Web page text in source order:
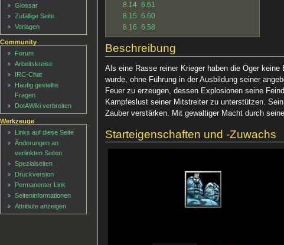
8.14 6.61
8.15
6.60
8.16
6.58
Beschreibung
Als eine Rasse reiner Krieger haben die Oger
wurde, ohne Führung in der Ausbildung seiner
Feuer zu erzeugen, dessen Explosionen seine
Kampfeslust seiner Mitstreiter zu unterstützen.
Zauber verstärken. Mit gewaltiger Macht durch
Starteigenschaften und -Zuwachs
Glossar
Zufällige Seite
Vorlagen
Community
Forum
Arbeitskreise
IRC-Chat
Häufig gestellte
Fragen
DotAWiki verbreiten
Werkzeuge
Links auf diese Seite
Änderungen an
verlinkten Seiten
Spezialseiten
Druckversion
Permanenter Link
Seiten­informationen
Attribute anzeigen